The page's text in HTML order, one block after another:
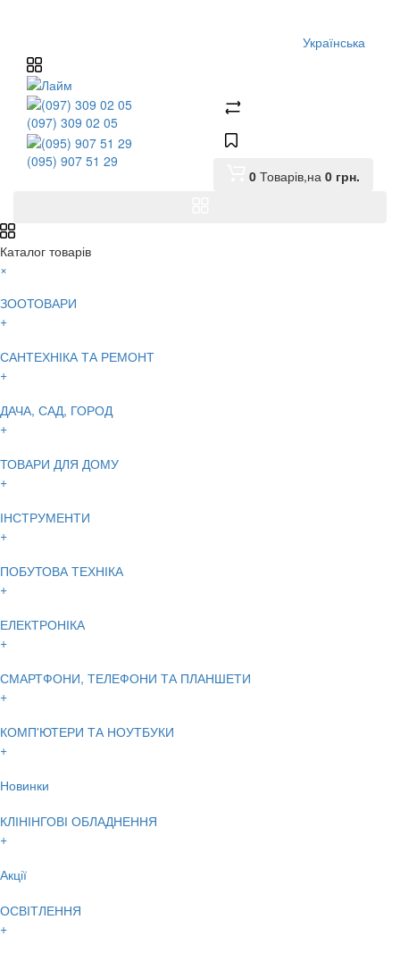
Українська
(097) 309 02 05
(095) 907 51 29
0 Товарів,на 0 грн.
Каталог товарів
×
ЗООТОВАРИ
+
САНТЕХНІКА ТА РЕМОНТ
+
ДАЧА, САД, ГОРОД
+
ТОВАРИ ДЛЯ ДОМУ
+
ІНСТРУМЕНТИ
+
ПОБУТОВА ТЕХНІКА
+
ЕЛЕКТРОНІКА
+
СМАРТФОНИ, ТЕЛЕФОНИ ТА ПЛАНШЕТИ
+
КОМП'ЮТЕРИ ТА НОУТБУКИ
+
Новинки
КЛІНІНГОВІ ОБЛАДНЕННЯ
+
Акції
ОСВІТЛЕННЯ
+